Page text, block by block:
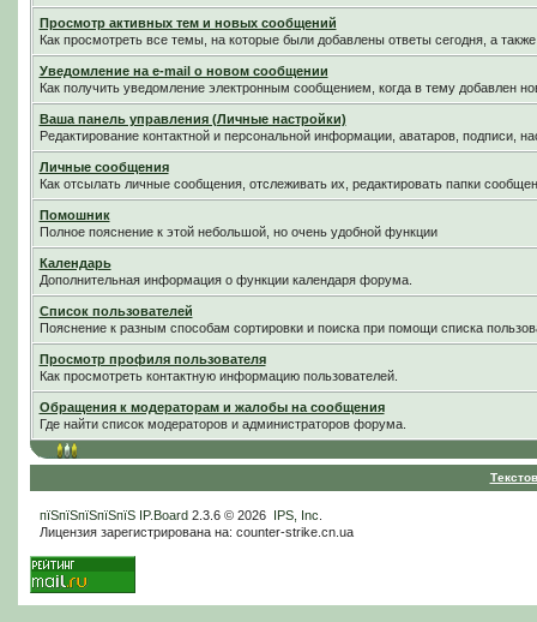
Просмотр активных тем и новых сообщений
Как просмотреть все темы, на которые были добавлены ответы сегодня, а
Уведомление на е-mail о новом сообщении
Как получить уведомление электронным сообщением, когда в тему добавлен
Ваша панель управления (Личные настройки)
Редактирование контактной и персональной информации, аватаров, подписи,
Личные сообщения
Как отсылать личные сообщения, отслеживать их, редактировать папки
Помошник
Полное пояснение к этой небольшой, но очень удобной функции
Календарь
Дополнительная информация о функции календаря форума.
Список пользователей
Пояснение к разным способам сортировки и поиска при помощи списка
Просмотр профиля пользователя
Как просмотреть контактную информацию пользователей.
Обращения к модераторам и жалобы на сообщения
Где найти список модераторов и администраторов форума.
пїЅпїЅпїЅпїЅпїЅ IP.Board2.3.6 © 2026 IPS, Inc
Лицензия зарегистрирована на: counter-strike.cn.ua